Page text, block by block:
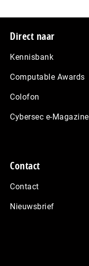
Footer
Direct naar
Kennisbank
Computable Awards
Colofon
Cybersec e-Magazine
Contact
Contact
Nieuwsbrief